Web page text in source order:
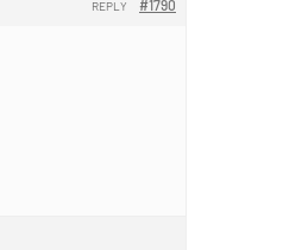
#1790
REPLY